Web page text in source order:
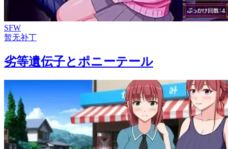
SFW
暂无补丁
劣等遺伝子とポニーテール